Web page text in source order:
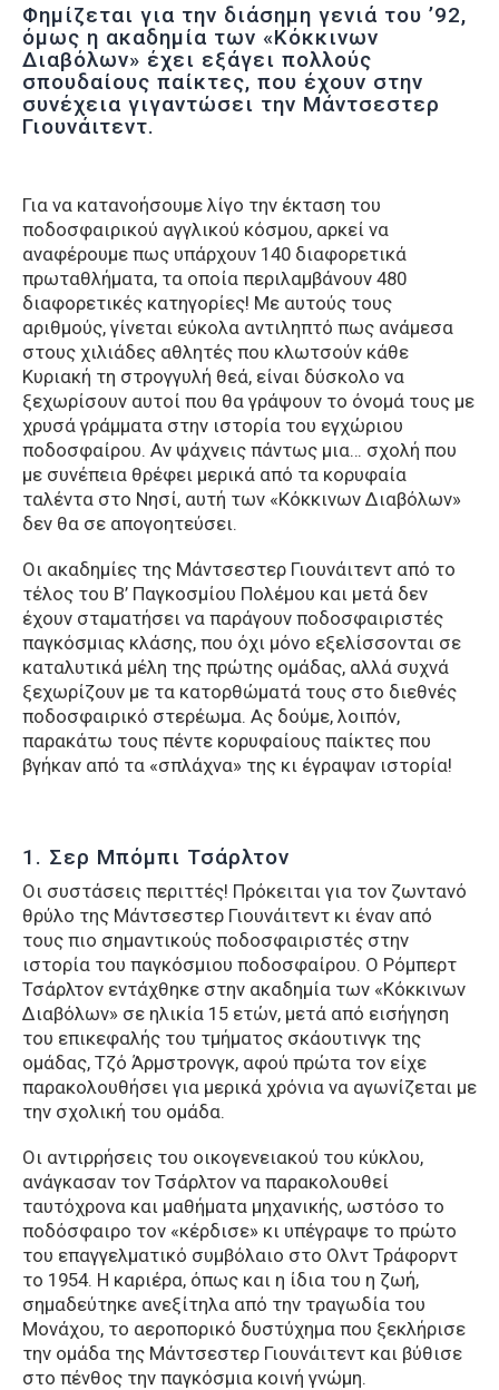
Φημίζεται για την διάσημη γενιά του ’92,
όμως η ακαδημία των «Κόκκινων
Διαβόλων» έχει εξάγει πολλούς
σπουδαίους παίκτες, που έχουν στην
συνέχεια γιγαντώσει την Μάντσεστερ
Γιουνάιτεντ.
Για να κατανοήσουμε λίγο την έκταση του
ποδοσφαιρικού αγγλικού κόσμου, αρκεί να
αναφέρουμε πως υπάρχουν 140 διαφορετικά
πρωταθλήματα, τα οποία περιλαμβάνουν 480
διαφορετικές κατηγορίες! Με αυτούς τους
αριθμούς, γίνεται εύκολα αντιληπτό πως ανάμεσα
στους χιλιάδες αθλητές που κλωτσούν κάθε
Κυριακή τη στρογγυλή θεά, είναι δύσκολο να
ξεχωρίσουν αυτοί που θα γράψουν το όνομά τους με
χρυσά γράμματα στην ιστορία του εγχώριου
ποδοσφαίρου. Αν ψάχνεις πάντως μια… σχολή που
με συνέπεια θρέφει μερικά από τα κορυφαία
ταλέντα στο Νησί, αυτή των «Κόκκινων Διαβόλων»
δεν θα σε απογοητεύσει.
Οι ακαδημίες της Μάντσεστερ Γιουνάιτεντ από το
τέλος του Β’ Παγκοσμίου Πολέμου και μετά δεν
έχουν σταματήσει να παράγουν ποδοσφαιριστές
παγκόσμιας κλάσης, που όχι μόνο εξελίσσονται σε
καταλυτικά μέλη της πρώτης ομάδας, αλλά συχνά
ξεχωρίζουν με τα κατορθώματά τους στο διεθνές
ποδοσφαιρικό στερέωμα. Ας δούμε, λοιπόν,
παρακάτω τους πέντε κορυφαίους παίκτες που
βγήκαν από τα «σπλάχνα» της κι έγραψαν ιστορία!
1. Σερ Μπόμπι Τσάρλτον
Οι συστάσεις περιττές! Πρόκειται για τον ζωντανό
θρύλο της Μάντσεστερ Γιουνάιτεντ κι έναν από
τους πιο σημαντικούς ποδοσφαιριστές στην
ιστορία του παγκόσμιου ποδοσφαίρου. Ο Ρόμπερτ
Τσάρλτον εντάχθηκε στην ακαδημία των «Κόκκινων
Διαβόλων» σε ηλικία 15 ετών, μετά από εισήγηση
του επικεφαλής του τμήματος σκάουτινγκ της
ομάδας, Τζό Άρμστρονγκ, αφού πρώτα τον είχε
παρακολουθήσει για μερικά χρόνια να αγωνίζεται με
την σχολική του ομάδα.
Οι αντιρρήσεις του οικογενειακού του κύκλου,
ανάγκασαν τον Τσάρλτον να παρακολουθεί
ταυτόχρονα και μαθήματα μηχανικής, ωστόσο το
ποδόσφαιρο τον «κέρδισε» κι υπέγραψε το πρώτο
του επαγγελματικό συμβόλαιο στο Ολντ Τράφορντ
το 1954. Η καριέρα, όπως και η ίδια του η ζωή,
σημαδεύτηκε ανεξίτηλα από την τραγωδία του
Μονάχου, το αεροπορικό δυστύχημα που ξεκλήρισε
την ομάδα της Μάντσεστερ Γιουνάιτεντ και βύθισε
στο πένθος την παγκόσμια κοινή γνώμη.